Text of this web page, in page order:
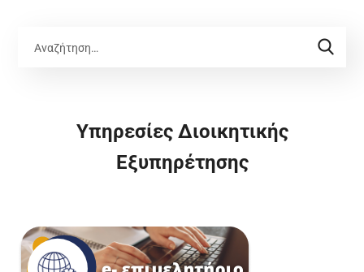
Υπηρεσίες Διοικητικής
Εξυπηρέτησης